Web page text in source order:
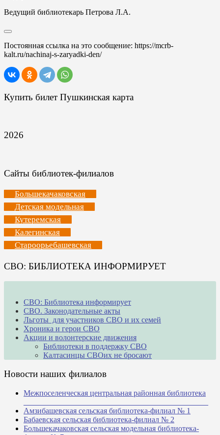
Ведущий библиотекарь Петрова Л.А.
Постоянная ссылка на это сообщение: https://mcrb-
kalt.ru/nachinaj-s-zaryadki-den/
Купить билет Пушкинская карта
2026
Сайты библиотек-филиалов
Большекачаковская
Детская модельная
Кутеремская
Калегинская
Староорьебашевская
СВО: БИБЛИОТЕКА ИНФОРМИРУЕТ
СВО: Библиотека информирует
СВО. Законодательные акты
Льготы для участников СВО и их семей
Хроника и герои СВО
Акции и волонтерские движения
Библиотеки в поддержку СВО
Калтасинцы СВОих не бросают
Новости наших филиалов
Межпоселенческая центральная районная библиотека
Амзибашевская сельская библиотека-филиал № 1
Бабаевская сельская библиотека-филиал № 2
Большекачаковская сельская модельная библиотека-